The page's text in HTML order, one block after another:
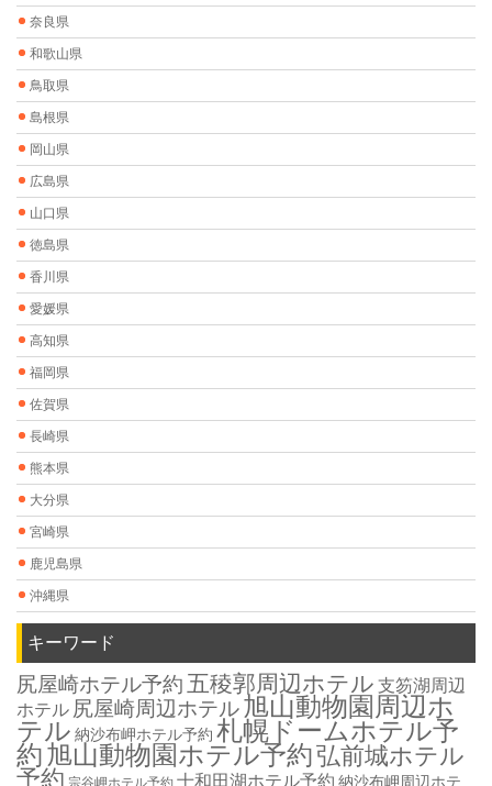
奈良県
和歌山県
鳥取県
島根県
岡山県
広島県
山口県
徳島県
香川県
愛媛県
高知県
福岡県
佐賀県
長崎県
熊本県
大分県
宮崎県
鹿児島県
沖縄県
キーワード
尻屋崎ホテル予約 五稜郭周辺ホテル 支笏湖周辺
ホテル 尻屋崎周辺ホテル旭山動物園周辺ホ
テル 納沙布岬ホテル予約 札幌ドームホテル予
約旭山動物園ホテル予約弘前城ホテル
予約 宗谷岬ホテル予約 十和田湖ホテル予約 納沙布岬周辺ホテ